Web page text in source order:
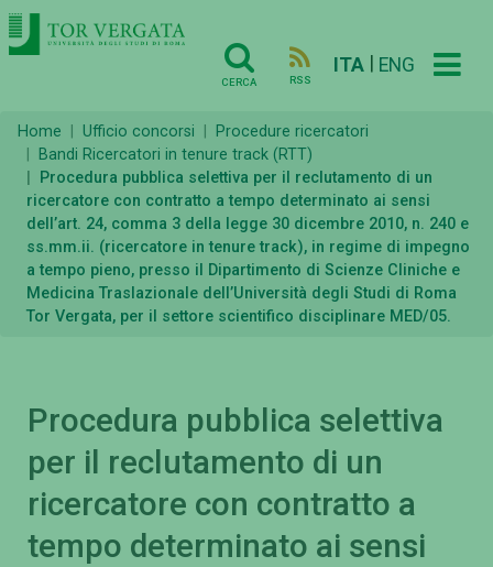
CERCA RSS
ITA ENG
Home Ufficio concorsi
Procedure ricercatori
Bandi Ricercatori in tenure track (RTT)
Procedura pubblica selettiva per il reclutamento di un
ricercatore con contratto a tempo determinato ai sensi
dell’art. 24, comma 3 della legge 30 dicembre 2010, n. 240 e
ss.mm.ii. (ricercatore in tenure track), in regime di impegno
a tempo pieno, presso il Dipartimento di Scienze Cliniche e
Medicina Traslazionale dell’Università degli Studi di Roma
Tor Vergata, per il settore scientifico disciplinare MED/05.
Procedura pubblica selettiva
per il reclutamento di un
ricercatore con contratto a
tempo determinato ai sensi